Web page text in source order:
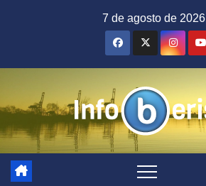
7 de agosto de 2026